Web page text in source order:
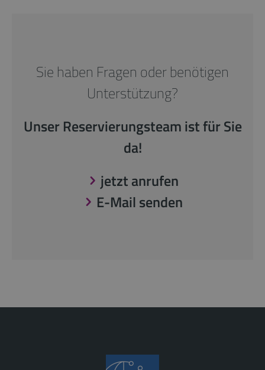
Sie haben Fragen oder benötigen
Unterstützung?
Unser Reservierungsteam ist für Sie
da!
jetzt anrufen
E-Mail senden